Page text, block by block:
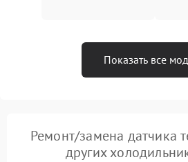
Показать все
Ремонт/замена датчика
других